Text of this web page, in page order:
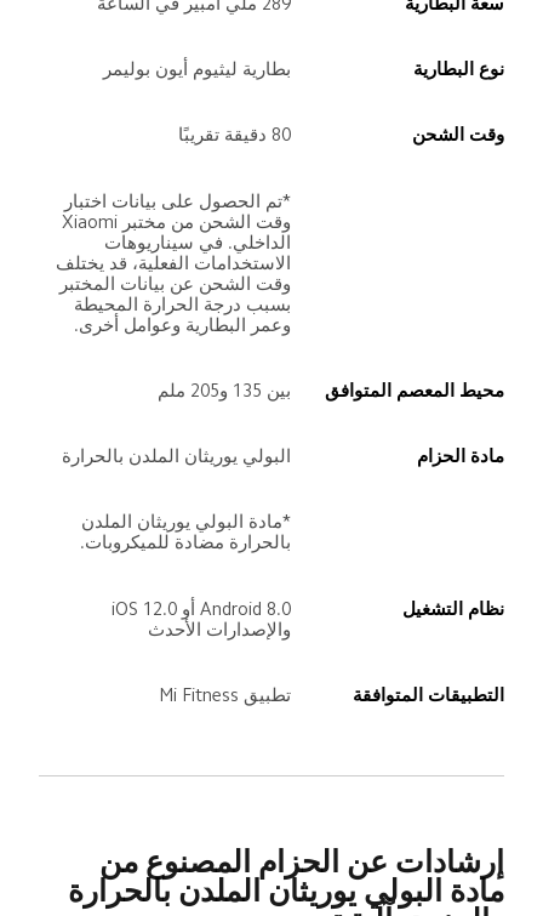
نوع البطارية بطارية ليثيوم أيون بوليمر
وقت الشحن 80 دقيقة تقريبًا
*تم الحصول على بيانات اختبار
الداخلي. في سيناريوهات
الاستخدامات الفعلية، قد يختلف
وقت الشحن عن بيانات المختبر
بسبب درجة الحرارة المحيطة
وعمر البطارية وعوامل أخرى.
محيط المعصم المتوافق بين 135 و205 ملم
مادة الحزام البولي يوريثان الملدن بالحرارة
*مادة البولي يوريثان الملدن
بالحرارة مضادة للميكروبات.
نظام التشغيل
والإصدارات الأحدث
التطبيقات المتوافقة تطبيق Mi Fitness
إرشادات عن الحزام المصنوع من
مادة البولي يوريثان الملدن بالحرارة